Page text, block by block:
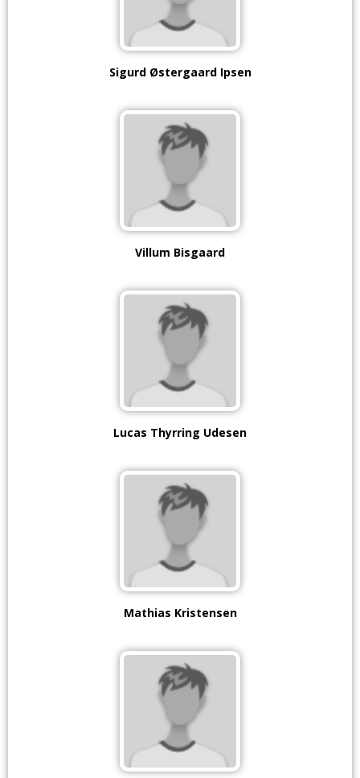
Sigurd Østergaard Ipsen
Villum Bisgaard
Lucas Thyrring Udesen
Mathias Kristensen